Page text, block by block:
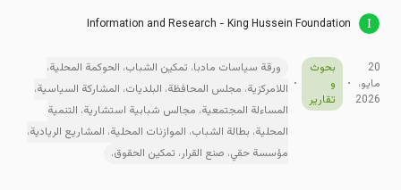
Information and Research - King Hussein Foundation
20
مايو،
2026
بحوث
و
تقارير
ورقة سياسات مادبا، تمكين الشباب، الحوكمة المحلية،
اللامركزية، مجلس المحافظة، البلديات، المشاركة السياسية،
المساءلة المجتمعية، مجالس شبابية استشارية، التنمية
المحلية، بطالة الشباب، الموازنات المحلية، المشاريع الريادية،
مؤسسة حقي، صنع القرار، تمكين الحقوق.